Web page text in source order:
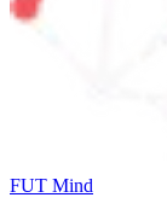
FUT Mind